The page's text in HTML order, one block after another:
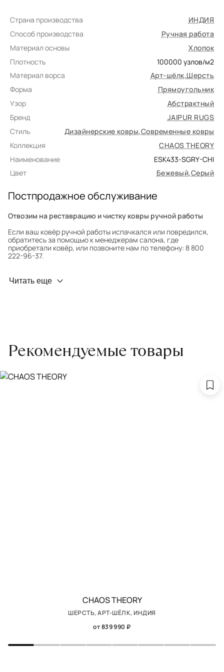
Страна производства
ИНДИЯ
Способ производства
Ручная работа
Материал основы
Хлопок
Плотность
100000 узлов/м2
Материал ворса
Арт-шёлк,Шерсть
Форма
Прямоугольник
Узор
Абстрактный
Бренд
JAIPUR RUGS
Стиль
Дизайнерские ковры,Современные ковры
Коллекция
CHAOS THEORY
Наименование
ESK433-SGRY-CHI
Цвет
Бежевый,Серый
Постпродажное обслуживание
Отвозим на реставрацию и чистку ковры ручной работы
Если ваш ковёр ручной работы испачкался или повредился,
обратитесь за помощью к менеджерам салона, где
приобретали ковёр, или позвоните нам по телефону: 8 800
222-96-37.
Профилактика износа
заборе ковра экспертом либо привозите его в салон.
Читать еще
Рекомендуемые товары
CHAOS THEORY
ШЕРСТЬ, АРТ-ШЁЛК, ИНДИЯ
от 839 990 ₽